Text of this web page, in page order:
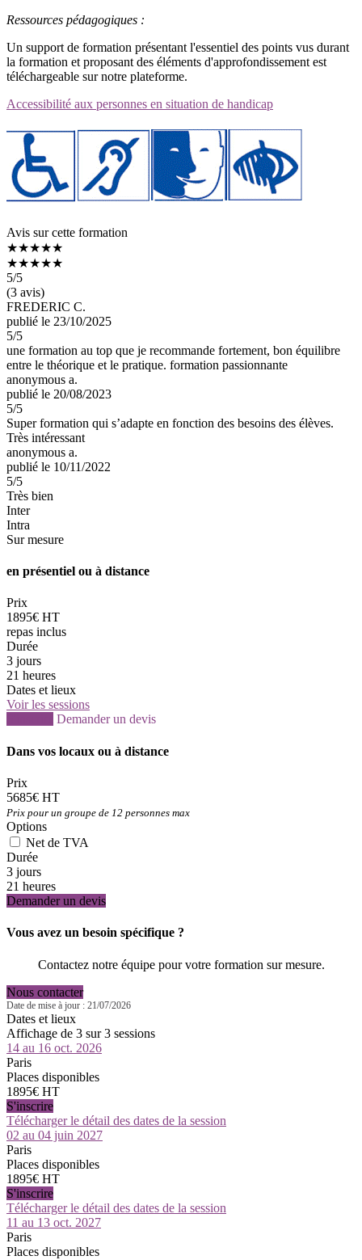
Ressources pédagogiques :
Un support de formation présentant l'essentiel des points vus durant
la formation et proposant des éléments d'approfondissement est
téléchargeable sur notre plateforme.
Accessibilité aux personnes en situation de handicap
Avis sur cette formation
★★★★★
★★★★★
5/5
(3 avis)
FREDERIC C.
publié le 23/10/2025
5/5
une formation au top que je recommande fortement, bon équilibre
entre le théorique et le pratique. formation passionnante
anonymous a.
publié le 20/08/2023
5/5
Super formation qui s’adapte en fonction des besoins des élèves.
Très intéressant
anonymous a.
publié le 10/11/2022
5/5
Très bien
Inter
Intra
Sur mesure
en présentiel ou à distance
Prix
1895€ HT
repas inclus
Durée
3 jours
21 heures
Dates et lieux
Voir les sessions
Demander un devis
Dans vos locaux ou à distance
Prix
5685€ HT
Prix pour un groupe de 12 personnes max
Options
Net de TVA
Durée
3 jours
21 heures
Demander un devis
Vous avez un besoin spécifique ?
Contactez notre équipe pour votre formation sur mesure.
Nous contacter
Date de mise à jour : 21/07/2026
Dates et lieux
Affichage de 3 sur 3 sessions
14 au 16 oct. 2026
Paris
Places disponibles
1895€ HT
S'inscrire
Télécharger le détail des dates de la session
02 au 04 juin 2027
Paris
Places disponibles
1895€ HT
S'inscrire
Télécharger le détail des dates de la session
11 au 13 oct. 2027
Paris
Places disponibles